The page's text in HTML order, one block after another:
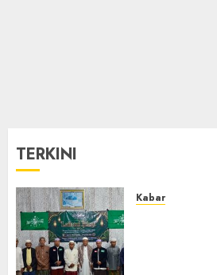
TERKINI
Kabar